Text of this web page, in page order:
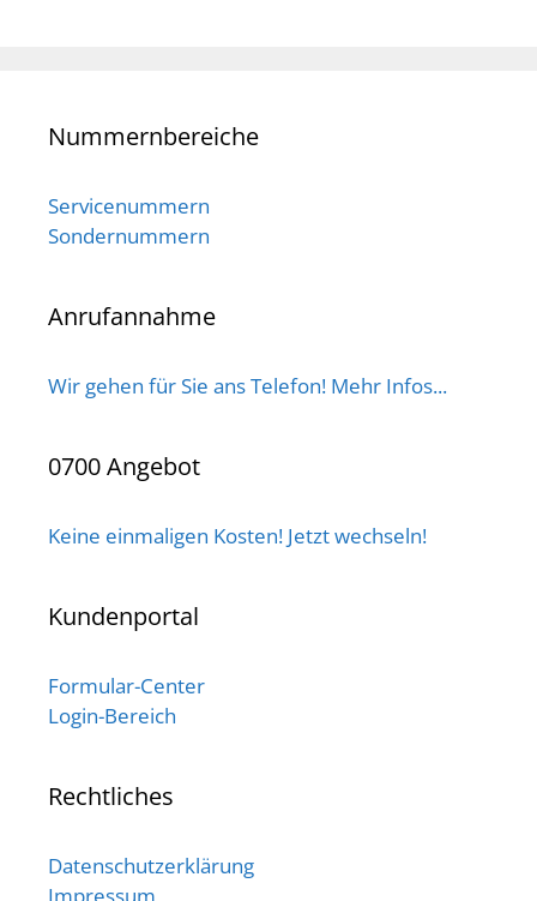
Nummernbereiche
Servicenummern
Sondernummern
Anrufannahme
Wir gehen für Sie ans Telefon! Mehr Infos...
0700 Angebot
Keine einmaligen Kosten! Jetzt wechseln!
Kundenportal
Formular-Center
Login-Bereich
Rechtliches
Datenschutzerklärung